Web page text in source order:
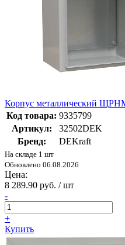
Корпус металлический
Код товара: 9335799
Артикул:
32502DEK
Бренд:
DEKraft
На складе 1 шт
Обновлено 06.08.2026
Цена:
8 289.90 руб. / шт
-
+
Купить